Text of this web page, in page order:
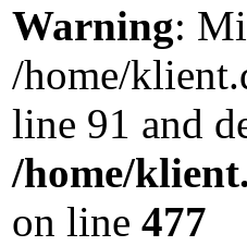
Warning:
/home/
line 91 and
/home/
on line 477